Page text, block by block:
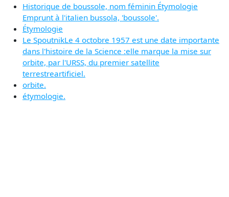
Historique de boussole, nom féminin Étymologie
Emprunt à l'italien bussola, 'boussole'.
Étymologie
Le SpoutnikLe 4 octobre 1957 est une date importante
dans l'histoire de la Science :elle marque la mise sur
orbite, par l'URSS, du premier satellite
terrestreartificiel.
orbite.
étymologie.